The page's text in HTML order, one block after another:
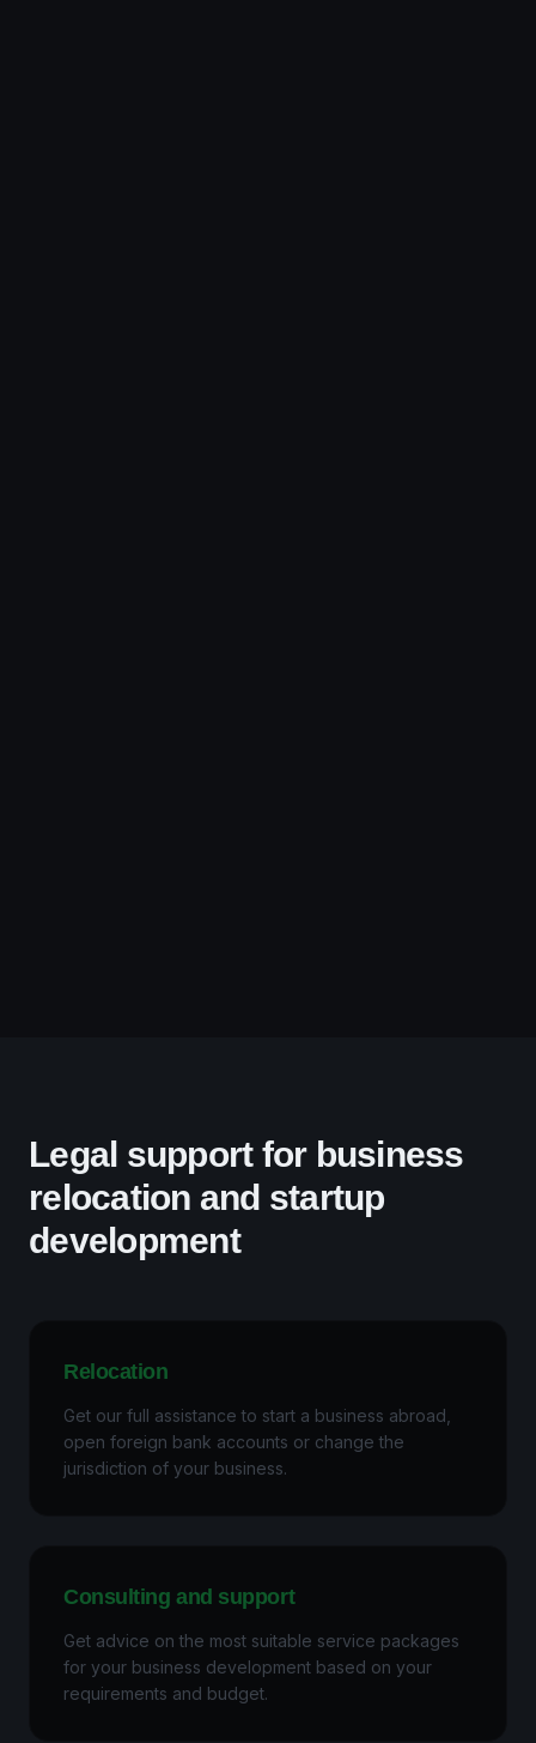
Legal support for business
relocation and startup
development
Relocation
Get our full assistance to start a business abroad,
open foreign bank accounts or change the
jurisdiction of your business.
Consulting and support
Get advice on the most suitable service packages
for your business development based on your
requirements and budget.